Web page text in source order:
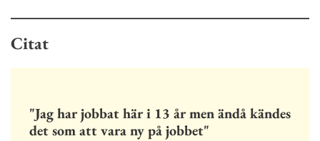
Citat
"Jag har jobbat här i 13 år men ändå kändes
det som att vara ny på jobbet"